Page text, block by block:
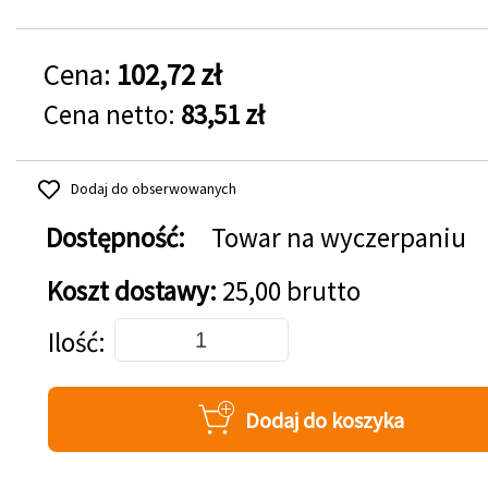
Cena: 102,72 zł
Cena netto: 83,51 zł
Dodaj do obserwowanych
Dostępność:
Towar na wyczerpaniu
Koszt dostawy: 25,00 brutto
Dodaj do koszyka
Ilość
Dodaj do koszyka